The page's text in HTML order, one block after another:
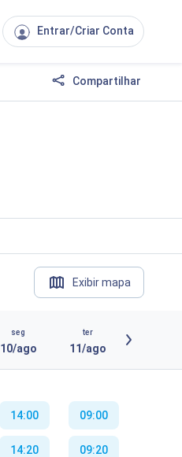
Entrar/Criar Conta
Compartilhar
Exibir mapa
seg
10/ago
ter
11/ago
14:00
14:20
09:00
09:20